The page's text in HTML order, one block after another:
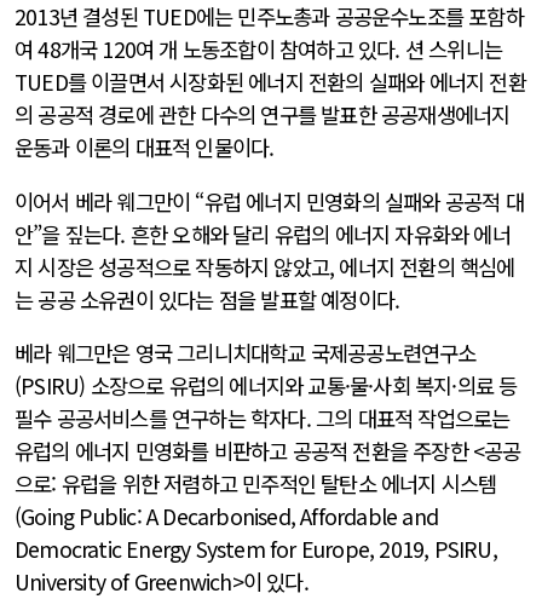
2013년 결성된 TUED에는 민주노총과 공공운수노조를 포함하
여 48개국 120여 개 노동조합이 참여하고 있다. 션 스위니는
TUED를 이끌면서 시장화된 에너지 전환의 실패와 에너지 전환
의 공공적 경로에 관한 다수의 연구를 발표한 공공재생에너지
운동과 이론의 대표적 인물이다.
이어서 베라 웨그만이 “유럽 에너지 민영화의 실패와 공공적 대
안”을 짚는다. 흔한 오해와 달리 유럽의 에너지 자유화와 에너
지 시장은 성공적으로 작동하지 않았고, 에너지 전환의 핵심에
는 공공 소유권이 있다는 점을 발표할 예정이다.
베라 웨그만은 영국 그리니치대학교 국제공공노련연구소
(PSIRU) 소장으로 유럽의 에너지와 교통·물·사회 복지·의료 등
필수 공공서비스를 연구하는 학자다. 그의 대표적 작업으로는
유럽의 에너지 민영화를 비판하고 공공적 전환을 주장한 <공공
으로: 유럽을 위한 저렴하고 민주적인 탈탄소 에너지 시스템
(Going Public: A Decarbonised, Affordable and
Democratic Energy System for Europe, 2019, PSIRU,
University of Greenwich>이 있다.